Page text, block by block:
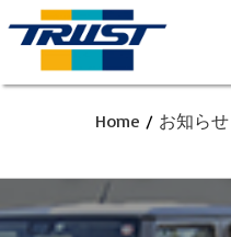
Home / お知らせ